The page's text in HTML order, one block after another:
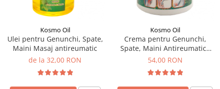
TERAPEUTIC
THAILANDEZ (LOMI-LOMI)
Kosmo Oil
Ulei pentru Genunchi, Spate,
Maini Masaj antireumatic
de la 32,00 RON
Kosmo Oil
Crema pentru Genunchi,
Spate, Maini Antireumatica
500 ml
54,00 RON